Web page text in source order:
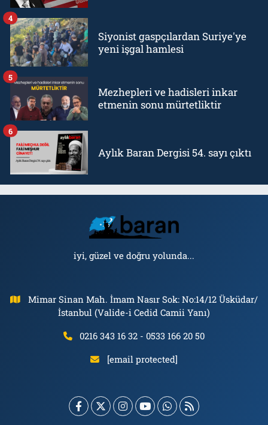
Siyonist gaspçılardan Suriye'ye
yeni işgal hamlesi
4
Mezhepleri ve hadisleri inkar
etmenin sonu mürtetliktir
5
Aylık Baran Dergisi 54. sayı çıktı
6
iyi, güzel ve doğru yolunda...
Mimar Sinan Mah. İmam Nasır Sok: No:14/12 Üsküdar/
İstanbul (Valide-i Cedid Camii Yanı)
0216 343 16 32 - 0533 166 20 50
[email protected]